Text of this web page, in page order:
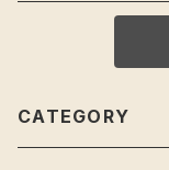
CATEGORY